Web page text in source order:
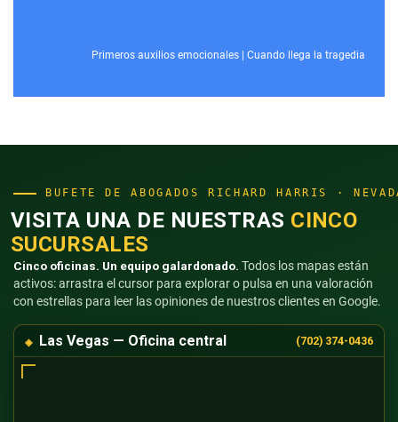
Primeros auxilios emocionales Cuando llega la tragedia
BUFETE DE ABOGADOS RICHARD HARRIS ·
VISITA UNA DE NUESTRAS CINCO
SUCURSALES
Cinco oficinas. Un equipo galardonado. Todos los mapas están
activos: arrastra el cursor para explorar o pulsa en una valoración
con estrellas para leer las opiniones de nuestros clientes en Google.
Las Vegas — Oficina central (702) 374-0436